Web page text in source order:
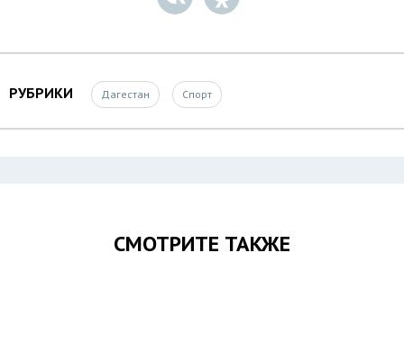
РУБРИКИ Дагестан Спорт
СМОТРИТЕ ТАКЖЕ